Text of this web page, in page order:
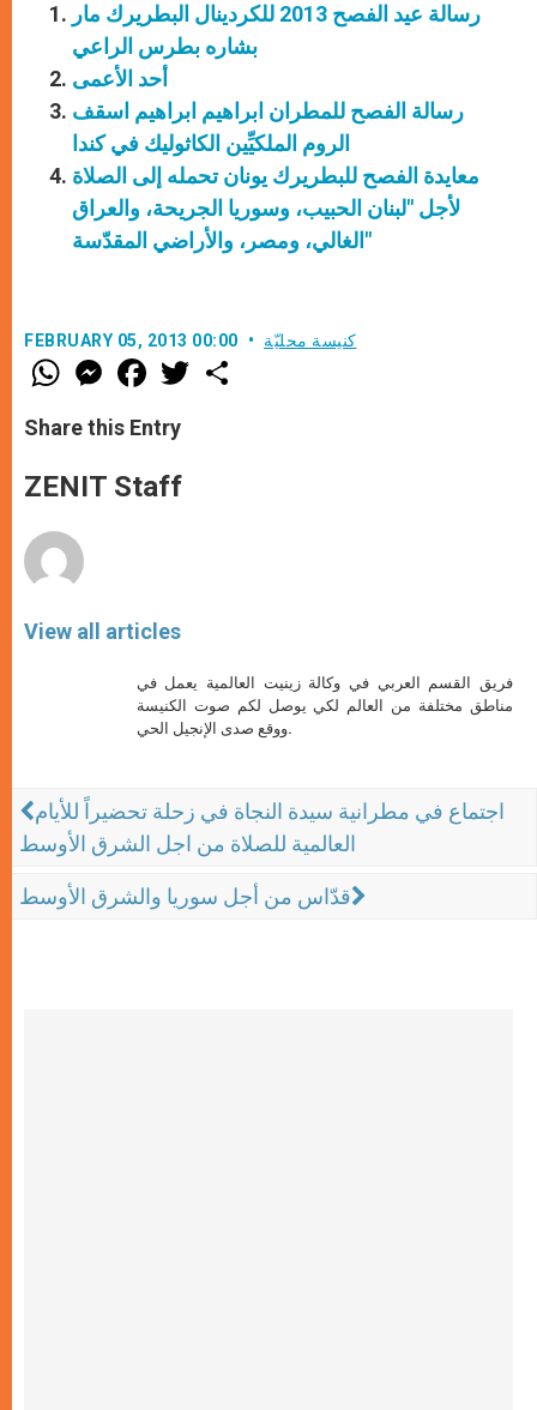
رسالة عيد الفصح 2013 للكردينال البطريرك مار
بشاره بطرس الراعي
أحد الأعمى
رسالة الفصح للمطران ابراهيم ابراهيم اسقف
الروم الملكيِّين الكاثوليك في كندا
معايدة الفصح للبطريرك يونان تحمله إلى الصلاة
لأجل "لبنان الحبيب، وسوريا الجريحة، والعراق
الغالي، ومصر، والأراضي المقدّسة"
FEBRUARY 05, 2013 00:00 كنيسة محليّة
W
h
t
s
p
p
M
e
s
e
g
e
F
a
e
b
o
k
w
Share this Entry
ZENIT Staff
View all articles
فريق القسم العربي في وكالة زينيت العالمية يعمل في
مناطق مختلفة من العالم لكي يوصل لكم صوت الكنيسة
ووقع صدى الإنجيل الحي.
اجتماع في مطرانية سيدة النجاة في زحلة تحضيراً للأيام
العالمية للصلاة من اجل الشرق الأوسط
قدّاس من أجل سوريا والشرق الأوسط